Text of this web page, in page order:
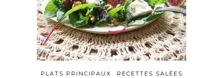
PLATS PRINCIPAUX
RECETTES SALÉES